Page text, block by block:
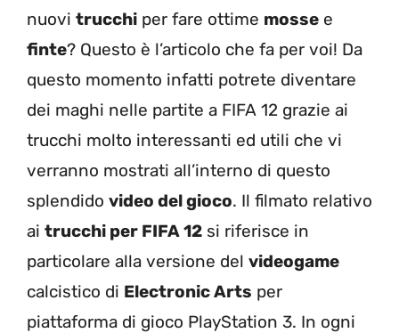
nuovi trucchi per fare ottime mosse e
finte? Questo è l’articolo che fa per voi! Da
questo momento infatti potrete diventare
dei maghi nelle partite a FIFA 12 grazie ai
trucchi molto interessanti ed utili che vi
verranno mostrati all’interno di questo
splendido video del gioco. Il filmato relativo
ai trucchi per FIFA 12 si riferisce in
particolare alla versione del videogame
calcistico di Electronic Arts per
piattaforma di gioco PlayStation 3. In ogni